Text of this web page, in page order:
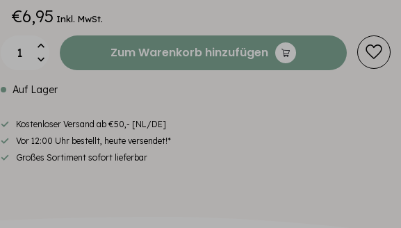
€6,95 Inkl. MwSt.
Zum Warenkorb hinzufügen
Auf Lager
Kostenloser Versand ab €50,- [NL/DE]
Vor 12:00 Uhr bestellt, heute versendet!*
Großes Sortiment sofort lieferbar